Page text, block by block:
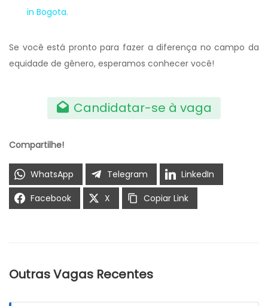
in Bogota.
Se você está pronto para fazer a diferença no campo da
equidade de gênero, esperamos conhecer você!
Candidatar-se à vaga
Compartilhe!
WhatsApp Telegram
LinkedIn
Facebook
X Copiar Link
Outras Vagas Recentes